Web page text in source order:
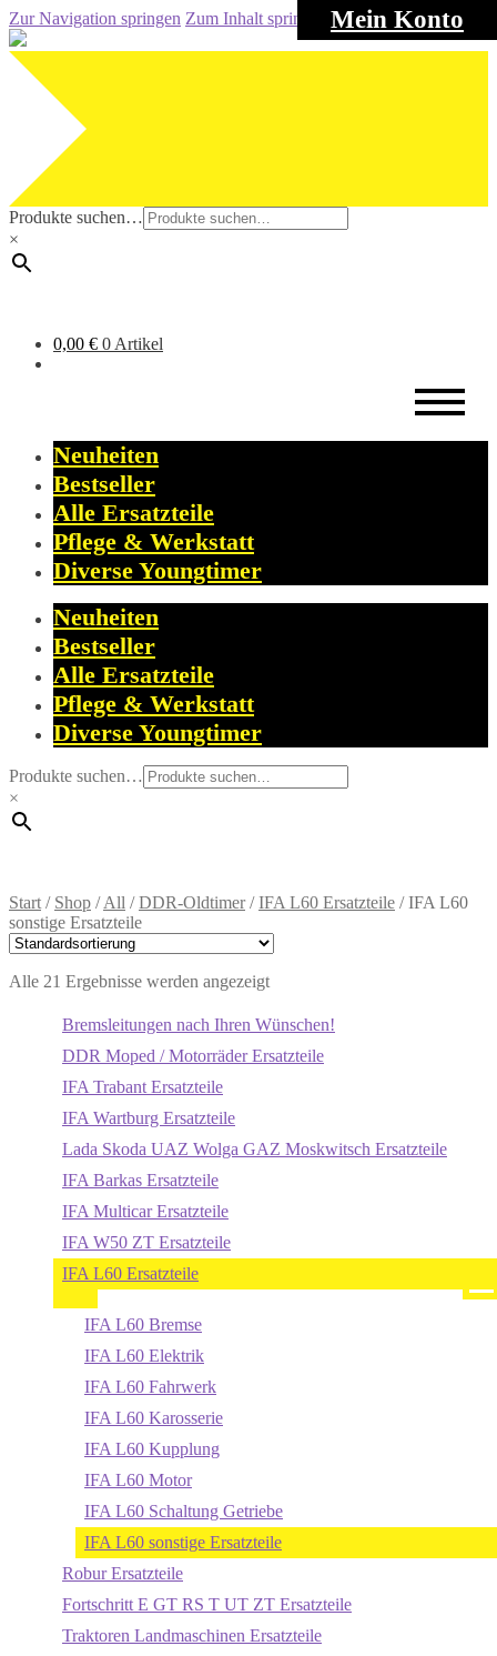
Mein Konto
Zur Navigation springen Zum Inhalt springen
Produkte suchen…
×
0,00 € 0 Artikel
Neuheiten
Bestseller
Alle Ersatzteile
Pflege & Werkstatt
Diverse Youngtimer
Neuheiten
Bestseller
Alle Ersatzteile
Pflege & Werkstatt
Diverse Youngtimer
Produkte suchen…
×
Start / Shop /All /DDR-Oldtimer/IFA L60 Ersatzteile /IFA L60
sonstige Ersatzteile
Alle 21 Ergebnisse werden angezeigt
Bremsleitungen nach Ihren Wünschen!
DDR Moped / Motorräder Ersatzteile
IFA Trabant Ersatzteile
IFA Wartburg Ersatzteile
Lada Skoda UAZ Wolga GAZ Moskwitsch Ersatzteile
IFA Barkas Ersatzteile
IFA Multicar Ersatzteile
IFA W50 ZT Ersatzteile
IFA L60 Ersatzteile
IFA L60 Bremse
IFA L60 Elektrik
IFA L60 Fahrwerk
IFA L60 Karosserie
IFA L60 Kupplung
IFA L60 Motor
IFA L60 Schaltung Getriebe
IFA L60 sonstige Ersatzteile
Robur Ersatzteile
Fortschritt E GT RS T UT ZT Ersatzteile
Traktoren Landmaschinen Ersatzteile